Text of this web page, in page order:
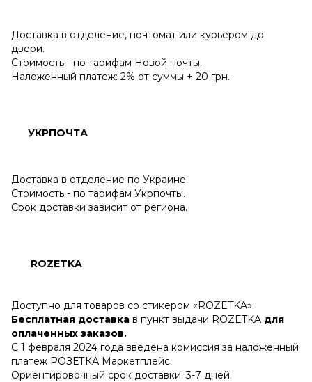
Доставка в отделение, почтомат или курьером до
двери.
Стоимость - по тарифам Новой почты.
Наложенный платеж: 2% от суммы + 20 грн.
УКРПОЧТА
Доставка в отделение по Украине.
Стоимость - по тарифам Укрпочты.
Срок доставки зависит от региона.
ROZETKA
Доступно для товаров со стикером «ROZETKA».
Бесплатная доставка в пункт выдачи ROZETKA для
оплаченных заказов.
С 1 февраля 2024 года введена комиссия за наложенный
платеж РОЗЕТКА Маркетплейс.
Ориентировочный срок доставки: 3-7 дней.